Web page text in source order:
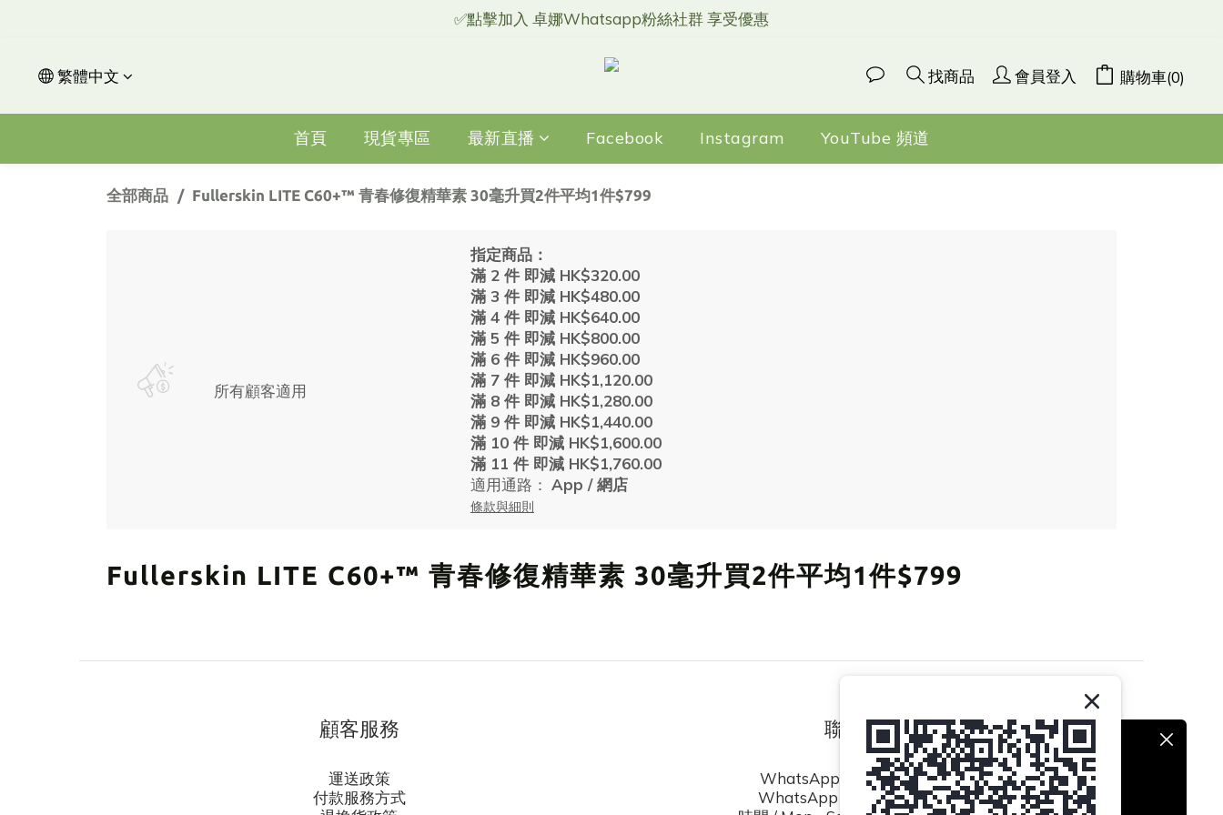
✅點擊加入 卓娜Whatsapp粉絲社群 享受優惠
繁體中文 找商品 會員登入 購物車(0)
首頁 現貨專區 最新直播 Facebook Instagram YouTube 頻道
全部商品 Fullerskin LITE C60+™ 青春修復精華素 30毫升買2件平均1件$799
所有顧客適用
指定商品：
滿 2 件 即減 HK$320.00
滿 3 件 即減 HK$480.00
滿 4 件 即減 HK$640.00
滿 5 件 即減 HK$800.00
滿 6 件 即減 HK$960.00
滿 7 件 即減 HK$1,120.00
滿 8 件 即減 HK$1,280.00
滿 9 件 即減 HK$1,440.00
滿 10 件 即減 HK$1,600.00
滿 11 件 即減 HK$1,760.00
適用通路： App / 網店
條款與細則
Fullerskin LITE C60+™ 青春修復精華素 30毫升買2件平均1件$799
顧客服務
運送政策
付款服務方式
聯絡我們
WhatsApp / (852) 8493 0839
WhatsApp / (852) 8494 5423